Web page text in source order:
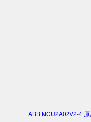
ABB MCU2A02V2-4 原